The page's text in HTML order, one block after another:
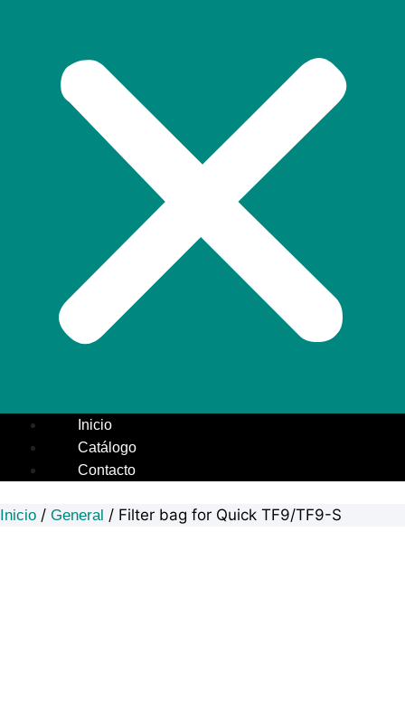
Inicio
Catálogo
Contacto
Inicio / General / Filter bag for Quick TF9/TF9-S